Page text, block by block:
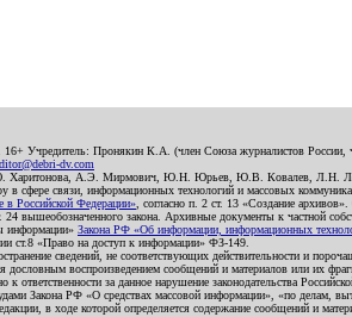
Учредитель: Пронякин К.А. (член Союза журналистов
dv.com
И.Ю. Харитонова, А.Э. Мирмович, Ю.Н. Юрьев, Ю.В. Ковалев,
в сфере связи, информационных технологий и массовых
Российской Федерации» , согласно п. 2 ст. 13 «Создание
закона. Архивные документы к частной
информации» Закона РФ «Об информации, информационных
ст.8 «Право на доступ к информации» ФЗ-149.
сведений, не соответствующих действительности и
воспроизведением сообщений и материалов или их
за данное нарушение законодательства
Закона РФ «О средствах массовой информации», «по делам,
в ходе которой определяется содержание сообщений и